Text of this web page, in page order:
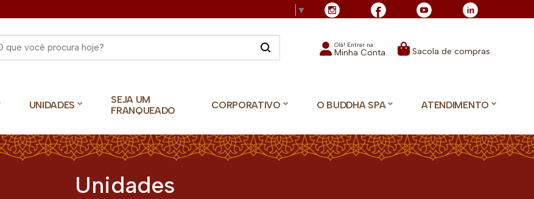
▼
Olá! Entrar na
Minha Conta Sacola de compras
UNIDADES
SEJA UM
FRANQUEADO
CORPORATIVO O BUDDHA SPA ATENDIMENTO
Unidades